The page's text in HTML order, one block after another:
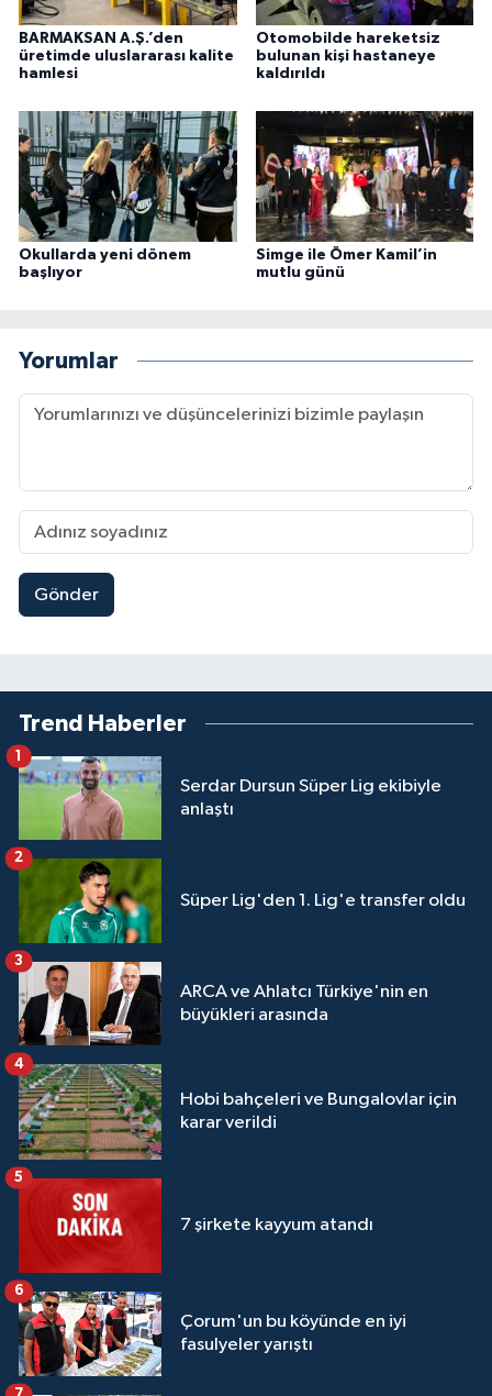
BARMAKSAN A.Ş.’den
üretimde uluslararası kalite
hamlesi
Otomobilde hareketsiz
bulunan kişi hastaneye
kaldırıldı
Okullarda yeni dönem
başlıyor
Simge ile Ömer Kamil’in
mutlu günü
Yorumlar
Gönder
Trend Haberler
Serdar Dursun Süper Lig ekibiyle
anlaştı
1
Süper Lig'den 1. Lig'e transfer oldu
2
ARCA ve Ahlatcı Türkiye'nin en
büyükleri arasında
3
Hobi bahçeleri ve Bungalovlar için
karar verildi
4
7 şirkete kayyum atandı
5
Çorum'un bu köyünde en iyi
fasulyeler yarıştı
6